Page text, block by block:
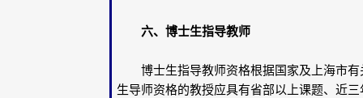
六、博士生指导教师
博士生指导教师资格根据国家及上海市有
生导师资格的教授应具有省部以上课题、近